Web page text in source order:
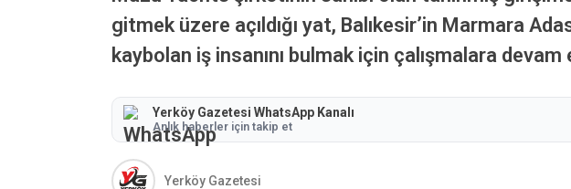
gitmek üzere açıldığı yat, Balıkesir’in Marmara
kaybolan iş insanını bulmak için çalışmalara devam
Yerköy Gazetesi WhatsApp Kanalı
Anlık haberler için takip et
Yerköy Gazetesi